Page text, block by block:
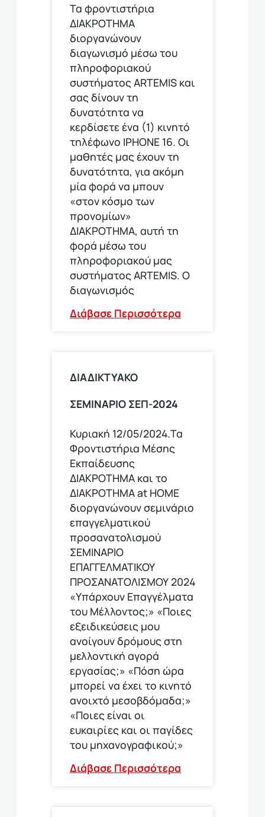
Τα φροντιστήρια
ΔΙΑΚΡΟΤΗΜΑ
διοργανώνουν
διαγωνισμό μέσω του
πληροφοριακού
συστήματος ARTEMIS και
σας δίνουν τη
δυνατότητα να
κερδίσετε ένα (1) κινητό
τηλέφωνο ΙΡΗΟΝΕ 16. Οι
μαθητές μας έχουν τη
δυνατότητα, για ακόμη
μία φορά να μπουν
«στον κόσμο των
προνομίων»
ΔΙΑΚΡΟΤΗΜΑ, αυτή τη
φορά μέσω του
πληροφοριακού μας
συστήματος ARTEMIS. Ο
διαγωνισμός
Διάβασε Περισσότερα
ΔΙΑΔΙΚΤΥΑΚΟ
ΣΕΜΙΝΑΡΙΟ ΣΕΠ-2024
Κυριακή 12/05/2024.Τα
Φροντιστήρια Μέσης
Εκπαίδευσης
ΔΙΑΚΡΟΤΗΜΑ και το
ΔΙΑΚΡΟΤΗΜΑ at HOME
διοργανώνουν σεμινάριο
επαγγελματικού
προσανατολισμού
ΣΕΜΙΝΑΡΙΟ
ΕΠΑΓΓΕΛΜΑΤΙΚΟΥ
ΠΡΟΣΑΝΑΤΟΛΙΣΜΟΥ 2024
«Υπάρχουν Επαγγέλματα
του Μέλλοντος;» «Ποιες
εξειδικεύσεις μου
ανοίγουν δρόμους στη
μελλοντική αγορά
εργασίας;» «Πόση ώρα
μπορεί να έχει το κινητό
ανοιχτό μεσοβδόμαδα;»
«Ποιες είναι οι
ευκαιρίες και οι παγίδες
του μηχανογραφικού;»
Διάβασε Περισσότερα